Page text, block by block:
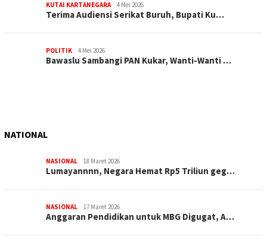
KUTAI KARTANEGARA 4 Mei 2026
Terima Audiensi Serikat Buruh, Bupati Ku…
POLITIK 4 Mei 2026
Bawaslu Sambangi PAN Kukar, Wanti-Wanti …
NATIONAL
NASIONAL 18 Maret 2026
Lumayannnn, Negara Hemat Rp5 Triliun geg…
NASIONAL 17 Maret 2026
Anggaran Pendidikan untuk MBG Digugat, A…